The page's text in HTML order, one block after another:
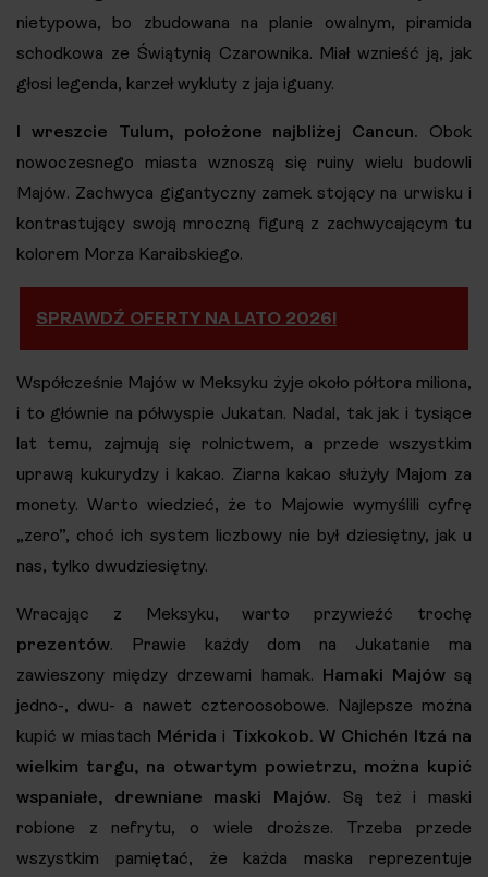
nietypowa, bo zbudowana na planie owalnym, piramida
schodkowa ze Świątynią Czarownika. Miał wznieść ją, jak
głosi legenda, karzeł wykluty z jaja iguany.
I wreszcie Tulum, położone najbliżej Cancun. Obok
nowoczesnego miasta wznoszą się ruiny wielu budowli
Majów. Zachwyca gigantyczny zamek stojący na urwisku i
kontrastujący swoją mroczną figurą z zachwycającym tu
kolorem Morza Karaibskiego.
SPRAWDŹ OFERTY NA LATO 2026!
Współcześnie Majów w Meksyku żyje około półtora miliona,
i to głównie na półwyspie Jukatan. Nadal, tak jak i tysiące
lat temu, zajmują się rolnictwem, a przede wszystkim
uprawą kukurydzy i kakao. Ziarna kakao służyły Majom za
monety. Warto wiedzieć, że to Majowie wymyślili cyfrę
„zero”, choć ich system liczbowy nie był dziesiętny, jak u
nas, tylko dwudziesiętny.
Wracając z Meksyku, warto przywieźć trochę
prezentów. Prawie każdy dom na Jukatanie ma
zawieszony między drzewami hamak. Hamaki Majówsą
jedno-, dwu- a nawet czteroosobowe. Najlepsze można
kupić w miastach Mérida i Tixkokob. W Chichén Itzá na
wielkim targu, na otwartym powietrzu, można kupić
wspaniałe, drewniane maski Majów. Są też i maski
robione z nefrytu, o wiele droższe. Trzeba przede
wszystkim pamiętać, że każda maska reprezentuje